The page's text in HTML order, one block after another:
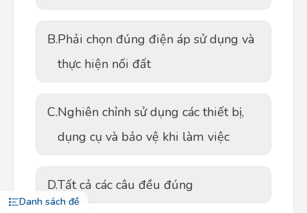
Danh sách đề
B.Phải chọn đúng điện áp sử dụng và
thực hiện nối đất
C.Nghiên chỉnh sử dụng các thiết bị,
dụng cụ và bảo vệ khi làm việc
D.Tất cả các câu đều đúng